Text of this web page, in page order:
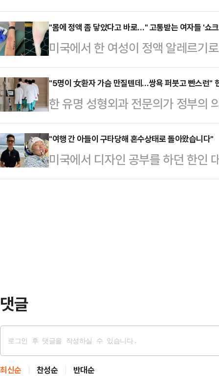
남긴다"며 "시어머니가 아주 독특
붙이고 레깅스에 티셔츠 바람으로
탄하며 글을 시작했다.문제는 사정
달 정도 머물게…
"대박"이라며 놀라워했다.임영웅은
해 콘서트 중 팬들이 보낸 사연을
"지난해 인천 콘서트를 딸과 함께
을 입은 임영웅 팬)가 엄청 많아"라
진 공연이 끝나고 아쉬운 마음에
딸이 처음 보는 누군가와 같이 서
그 누군가가…
"몸에 정액 좀 닿았다고 바로…" 고통받는 여자들 '쇼
미국에서 한 여성이 정액 알레르기
국 뉴욕포스트에 따르면 미국 미네
테니슨(34)은 정액 알레르기
슨은 "내 피부가 정액에 닿으면 화
했다.그는 혈액 응고 장애도 앓고
고. 앨리슨은 "나는 항상 아이를 갖
상의 문제에도 불구하고 남편과 함
다"고 말했다.앞…
"5명이 女환자 가슴 만질텐데…쌍욕 퍼붓고 빤스런"
한 유명 성형외과 전문의가 정부의
생이 늘어나서 가슴을 촉진할 일이
주장을 펼쳐 뭇매를 맞고 있다.구
과 전문의인 이 모씨는 지난 13일
드'를 통해 "의대생 때 실습을 돌며
"여행 간 아들이 구타당해 혼수상태로 돌아왔습니다"
미국에서 디자인 공부를 하던 한인
한으로부터 무차별 폭행을 당해 혼
댓글
최신순 찬성순 반대순